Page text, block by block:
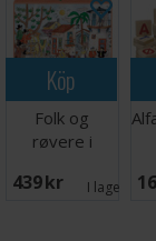
Köp
Folk og
røvere i
By Spill
439 SEK I lager: